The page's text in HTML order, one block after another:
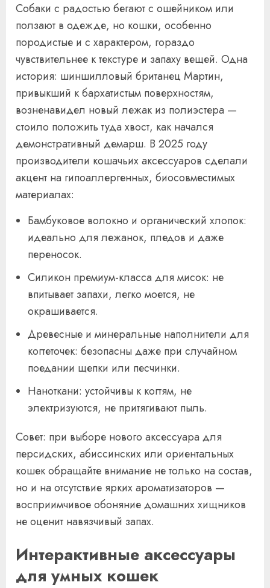
Собаки с радостью бегают с ошейником или
ползают в одежде, но кошки, особенно
породистые и с характером, гораздо
чувствительнее к текстуре и запаху вещей. Одна
история: шиншилловый британец Мартин,
привыкший к бархатистым поверхностям,
возненавидел новый лежак из полиэстера —
стоило положить туда хвост, как начался
демонстративный демарш. В 2025 году
производители кошачьих аксессуаров сделали
акцент на гипоаллергенных, биосовместимых
материалах:
Бамбуковое волокно и органический хлопок:
идеально для лежанок, пледов и даже
переносок.
Силикон премиум-класса для мисок: не
впитывает запахи, легко моется, не
окрашивается.
Древесные и минеральные наполнители для
когтеточек: безопасны даже при случайном
поедании щепки или песчинки.
Наноткани: устойчивы к когтям, не
электризуются, не притягивают пыль.
Совет: при выборе нового аксессуара для
персидских, абиссинских или ориентальных
кошек обращайте внимание не только на состав,
но и на отсутствие ярких ароматизаторов —
восприимчивое обоняние домашних хищников
не оценит навязчивый запах.
Интерактивные аксессуары
для умных кошек